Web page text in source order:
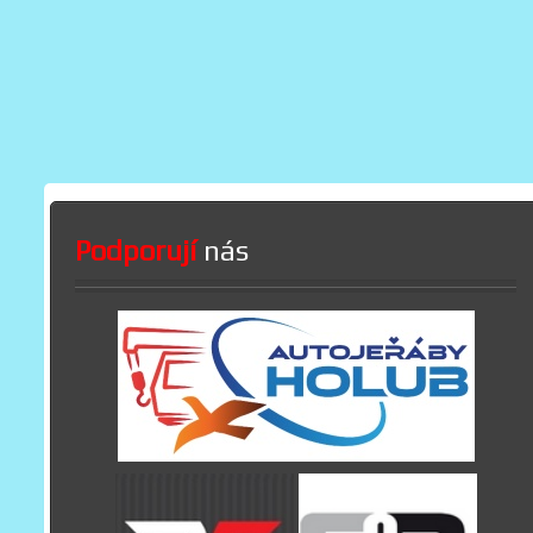
Podporujínás